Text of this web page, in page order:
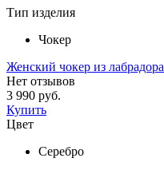
Тип изделия
Чокер
Женский чокер из лабрадора
Нет отзывов
3 990 руб.
Купить
Цвет
Серебро